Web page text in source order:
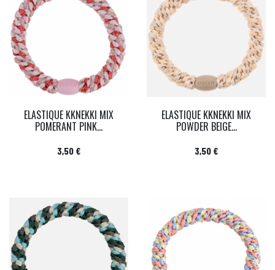
ELASTIQUE KKNEKKI MIX
POMERANT PINK...
Prix
3,50 €
ELASTIQUE KKNEKKI MIX
POWDER BEIGE...
Prix
3,50 €